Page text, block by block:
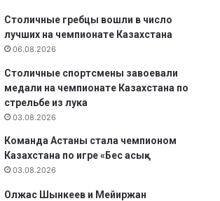
Столичные гребцы вошли в число
лучших на чемпионате Казахстана
06.08.2026
Столичные спортсмены завоевали
медали на чемпионате Казахстана по
стрельбе из лука
03.08.2026
Команда Астаны стала чемпионом
Казахстана по игре «Бес асық»
03.08.2026
Олжас Шынкеев и Мейиржан